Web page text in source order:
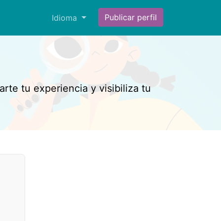
Idioma Publicar perfil
tu experiencia y visibiliza tu